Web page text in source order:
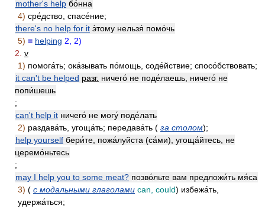
mother's help бо́нна
4) сре́дство, спасе́ние;
there's no help for it э́тому нельзя́ помо́чь
5) = helping 2,
2)
2. v
1) помога́ть; ока́зывать по́мощь, соде́йствие; спосо́бствовать;
it can't be helped разг. ничего́ не поде́лаешь, ничего́ не
попи́шешь
;
can't help it ничего́ не могу́ поде́лать
2) раздава́ть, угоща́ть; передава́ть ( за столом);
help yourself бери́те, пожа́луйста (са́ми), угоща́йтесь, не
церемо́ньтесь
;
may I help you to some meat? позво́льте вам предложи́ть мя́са
3) ( с модальными глаголами can, could) избежа́ть,
удержа́ться;